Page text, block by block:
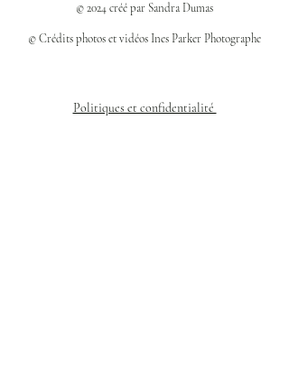
© 2024 créé par Sandra Dumas
© Crédits photos et vidéos Ines Parker Photographe
Politiques et confidentialité